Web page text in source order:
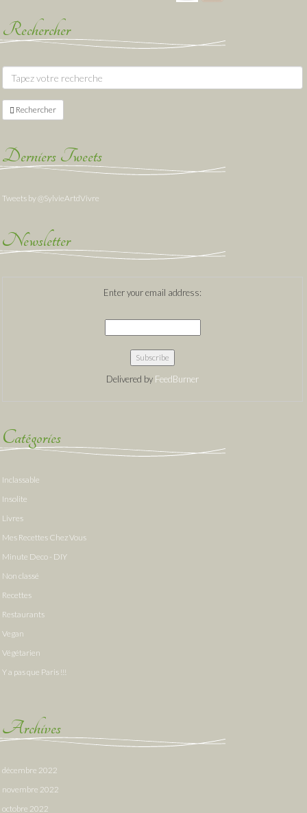
Rechercher
Rechercher
Derniers Tweets
Tweets by @SylvieArtdVivre
Newsletter
Enter your email address:
Delivered by FeedBurner
Catégories
Inclassable
Insolite
Livres
Mes Recettes Chez Vous
Minute Deco - DIY
Non classé
Recettes
Restaurants
Vegan
Végétarien
Y a pas que Paris !!!
Archives
décembre 2022
novembre 2022
octobre 2022